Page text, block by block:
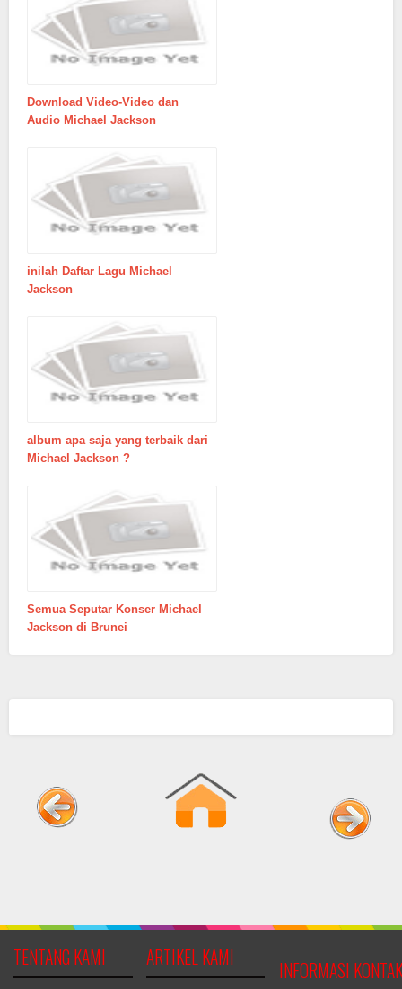
Download Video-Video dan
Audio Michael Jackson
inilah Daftar Lagu Michael
Jackson
album apa saja yang terbaik dari
Michael Jackson ?
Semua Seputar Konser Michael
Jackson di Brunei
TENTANG KAMI ARTIKEL KAMI
INFORMASI KONTAK